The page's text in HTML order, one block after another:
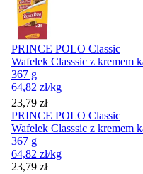
PRINCE POLO Classic
Wafelek Classsic z kremem
367 g
64,82 zł/kg
Cena
23,79 zł
PRINCE POLO Classic
Wafelek Classsic z kremem
367 g
64,82 zł/kg
Cena
23,79 zł